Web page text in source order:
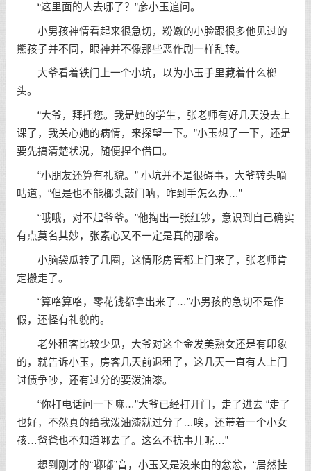
“这里面的人去哪了？”彦小玉追问。
小男孩神情看起来很急切，粉嫩的小脸跟很多他见过的
熊孩子并不同，眼神并不像那些恶作剧一样乱转。
大爷看着铁门上一个小坑，以为小玉手里藏着什么榔
头。
“大爷，拜托您。我是她的学生，张老师有好几天没去上
课了，我关心她的病情，来探望一下。”小玉想了一下，还是
要先搞清楚状况，随便捏个借口。
“小朋友还算有礼貌。” 小坑并不是很碍事，大爷转头嘀
咕道，“但是也不能榔头敲门呐，咋到手怎么办…”
“哦哦，对不起爷爷。”他掏出一张红钞，意识到自己确实
有点莫名其妙，张素心又不一定是真的那啥。
小脑袋瓜转了几圈，这情形房管都上门来了，张老师肯
定搬走了。
“算咯算咯，零花钱都拿出来了…”小男孩的急切不是作
假，还怪有礼貌的。
老外租客比较少见，大爷对这个金发美熟女还是有印象
的，就告诉小玉，房客几天前退租了，这几天一直有人上门
讨债争吵，还有过分的要泼油漆。
“你打电话问一下嘛…”大爷已经打开门，走了进去 “走了
也好，不然真的给我泼油漆就过分了…唉，还带着一个小女
孩…爸爸也不知道哪去了。这么不抗事儿呢…”
想到刚才的“嘟嘟”音，小玉又是没来由的忿忿，“居然挂